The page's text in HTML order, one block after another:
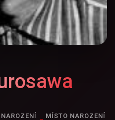
MÍSTO NAROZENÍ